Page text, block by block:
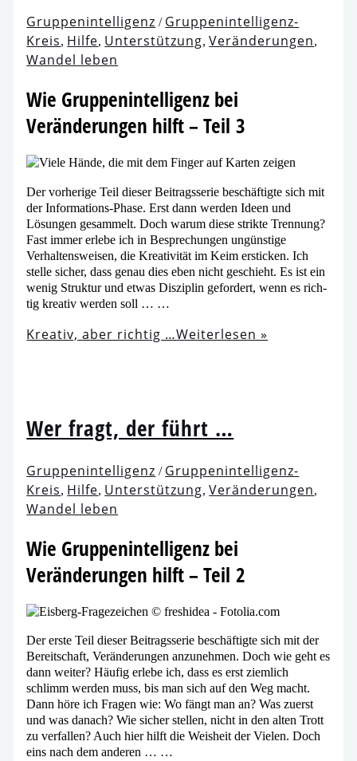
Gruppenintelligenz / Gruppenintelligenz-
Kreis, Hilfe, Unterstützung,Veränderungen,
Wandel leben
Wie Gruppenintelligenz bei
Veränderungen hilft – Teil 3
Der vor­he­ri­ge Teil die­ser Beitragsserie beschäf­tig­te sich mit
der Informations-Phase. Erst dann wer­den Ideen und
Lösungen gesam­melt. Doch war­um die­se strik­te Trennung?
Fast immer erle­be ich in Besprechungen ungüns­ti­ge
Verhaltensweisen, die Kreativität im Keim ersti­cken. Ich
stel­le sicher, dass genau dies eben nicht geschieht. Es ist ein
wenig Struktur und etwas Disziplin gefor­dert, wenn es rich­
tig krea­tiv wer­den soll … …
Kreativ, aber rich­tig …Weiterlesen »
Wer fragt, der führt …
Gruppenintelligenz / Gruppenintelligenz-
Kreis, Hilfe, Unterstützung,Veränderungen,
Wandel leben
Wie Gruppenintelligenz bei
Veränderungen hilft – Teil 2
Der ers­te Teil die­ser Beitragsserie beschäf­tig­te sich mit der
Bereitschaft, Veränderungen anzu­neh­men. Doch wie geht es
dann wei­ter? Häufig erle­be ich, dass es erst ziem­lich
schlimm wer­den muss, bis man sich auf den Weg macht.
Dann höre ich Fragen wie: Wo fängt man an? Was zuerst
und was danach? Wie sicher stel­len, nicht in den alten Trott
zu ver­fal­len? Auch hier hilft die Weisheit der Vielen. Doch
eins nach dem anderen … …